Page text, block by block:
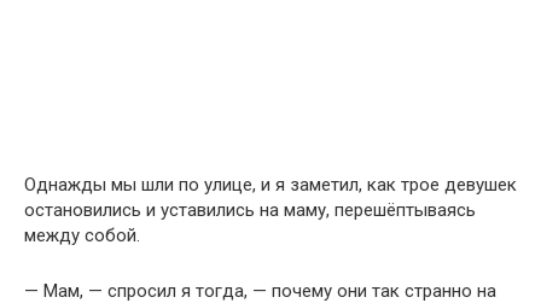
Однажды мы шли по улице, и я заметил, как трое девушек
остановились и уставились на маму, перешёптываясь
между собой.
— Мам, — спросил я тогда, — почему они так странно на